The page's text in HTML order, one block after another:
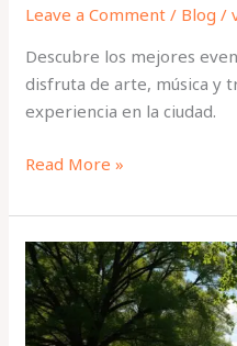
Leave a Comment / Blog /
Descubre los mejores
disfruta de arte, música y
experiencia en la ciudad.
Read More »
Parques
y
Áreas
Verdes